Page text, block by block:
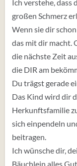
Ich verstehe, dass
großen Schmerz
Wenn sie dir
das mit dir macht.
die nächste Zeit
die DIR am
Du trägst gerade
Das Kind wird dir
Herkunftsfamilie
sich einpendeln
beitragen.
Ich wünsche dir,
Bäuchlein alles